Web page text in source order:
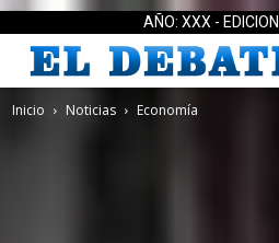
AÑO: XXX -
Inicio Noticias Economía